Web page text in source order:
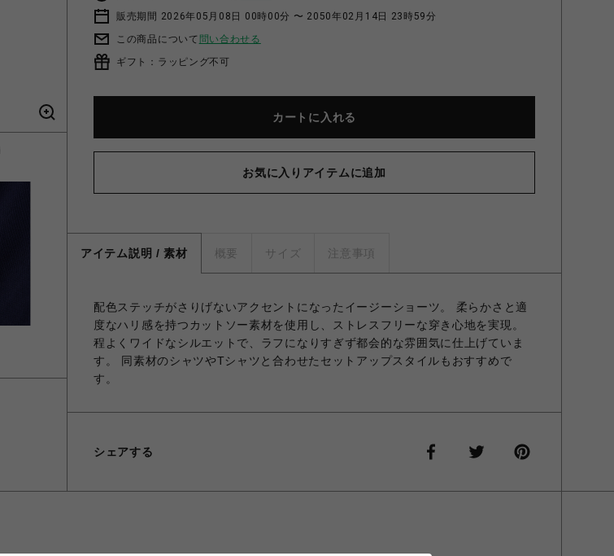
販売期間 2026年05月08日 00時00分 〜 2050年02月14日 23時59分
この商品について 問い合わせる
ギフト：ラッピング不可
カートに入れる
お気に入りアイテムに追加
アイテム説明 / 素材 概要 サイズ 注意事項
配色ステッチがさりげないアクセントになったイージーショーツ。 柔らかさと適
度なハリ感を持つカットソー素材を使用し、ストレスフリーな穿き心地を実現。
程よくワイドなシルエットで、ラフになりすぎず都会的な雰囲気に仕上げていま
す。 同素材のシャツやTシャツと合わせたセットアップスタイルもおすすめで
す。
シェアする